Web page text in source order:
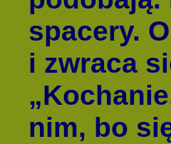
spacery.
i zwraca
nim, bo